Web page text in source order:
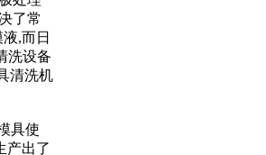
了常
,而日
洗设备
清洗机
具使
产出了